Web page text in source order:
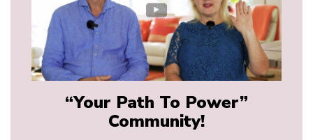
“Your Path To Power”
Community!